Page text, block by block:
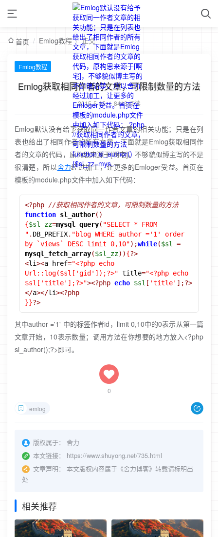
首页 / Emlog教程 / 正文
Emlog教程
Emlog获取相同作者的文章，可限制数量的方法
2015-5-15 / 8443 阅读
Emlog默认没有给予获取同一作者文章的相关功能；只是在列
表也给出了相同作者的所有文章，下面就是Emlog获取相同作
者的文章的代码，原构思来源于[啊宅]，不够貌似博主写的不是
很清楚，所以舍力经过加工，让更多的Emloger受益。首页在
模板的module.php文件中加入如下代码：
<?php //获取相同作者的文章，可限制数量的方法
function sl_author()
{$sl_zz=mysql_query( "SELECT * FROM
" . DB_PREFIX. "blog WHERE author ='1' order
by `views` DESC limit 0,10");while($sl
=
mysql_fetch_array($sl_zz)){?>
<li><a href="<?php echo
Url::log($sl['gid']);?>" title="<?php echo
$sl['title'];?>"><?php echo $sl [ 'title' ];?>
</a></li><?php
}}?>
其中author ='1' 中的标签作者id，limit 0,10中的0表示从第一篇
文章开始，10表示数量；调用方法在你想要的地方放入<?php
sl_author();?>即可。
0
emlog
版权属于：
舍力
本文链接：
https://www.shuyong.net/735.html
文章声明：
本文版权内容属于《舍力博客》转载请标明出
处
相关推荐